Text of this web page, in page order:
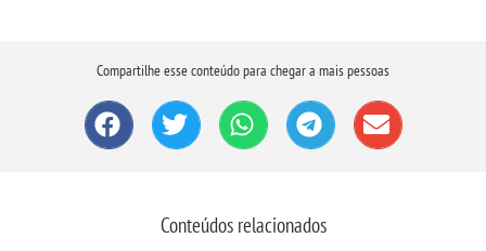
Compartilhe esse conteúdo para chegar a mais pessoas
Conteúdos relacionados